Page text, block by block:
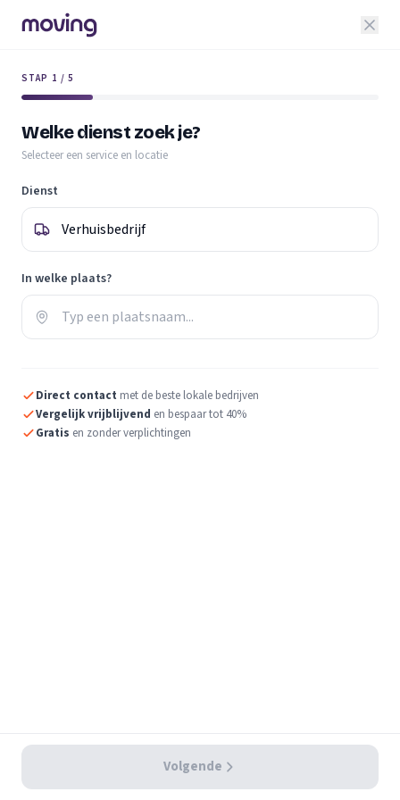
STAP 1 / 5
Welke dienst zoek je?
Selecteer een service en locatie
Dienst
In welke plaats?
Volgende
Direct contact met de beste lokale bedrijven
Vergelijk vrijblijvend en bespaar tot 40%
Gratis en zonder verplichtingen